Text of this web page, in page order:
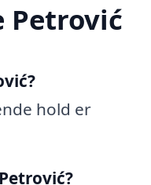
Petrović
hold er